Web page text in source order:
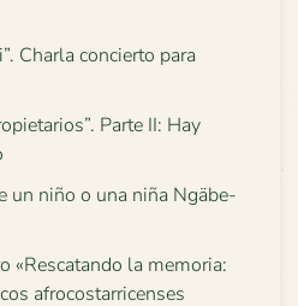
Charla concierto para
Parte II: Hay
un niño o una niña Ngäbe-
«Rescatando la memoria:
afrocostarricenses